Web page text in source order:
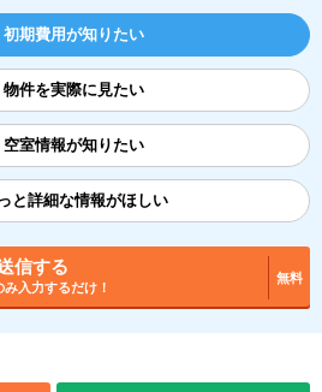
初期費用が知りたい
物件を実際に見たい
空室情報が知りたい
と詳細な情報がほしい
信する
み入力するだけ！
無料